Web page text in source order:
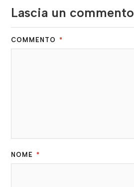
Lascia un commento
COMMENTO *
NOME *